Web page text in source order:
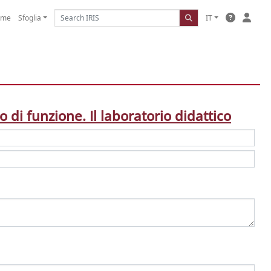
Sfoglia IT
di funzione. Il laboratorio didattico